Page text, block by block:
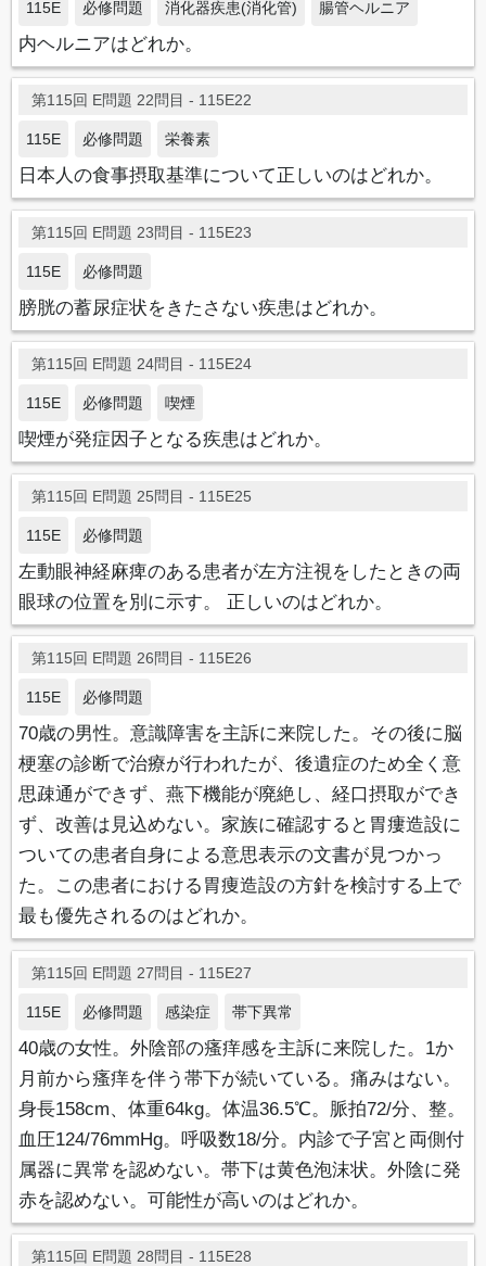
115E 必修問題 消化器疾患(消化管) 腸管ヘルニア
内ヘルニアはどれか。
第115回 E問題 22問目 - 115E22
115E 必修問題 栄養素
日本人の食事摂取基準について正しいのはどれか。
第115回 E問題 23問目 - 115E23
115E 必修問題
膀胱の蓄尿症状をきたさない疾患はどれか。
第115回 E問題 24問目 - 115E24
115E 必修問題 喫煙
喫煙が発症因子となる疾患はどれか。
第115回 E問題 25問目 - 115E25
115E 必修問題
左動眼神経麻痺のある患者が左方注視をしたときの両
眼球の位置を別に示す。 正しいのはどれか。
第115回 E問題 26問目 - 115E26
115E 必修問題
70歳の男性。意識障害を主訴に来院した。その後に脳
梗塞の診断で治療が行われたが、後遺症のため全く意
思疎通ができず、燕下機能が廃絶し、経口摂取ができ
ず、改善は見込めない。家族に確認すると胃瘻造設に
ついての患者自身による意思表示の文書が見つかっ
た。この患者における胃痩造設の方針を検討する上で
最も優先されるのはどれか。
第115回 E問題 27問目 - 115E27
115E 必修問題 感染症 帯下異常
40歳の女性。外陰部の瘙痒感を主訴に来院した。1か
月前から瘙痒を伴う帯下が続いている。痛みはない。
身長158cm、体重64kg。体温36.5℃。脈拍72/分、整。
血圧124/76mmHg。呼吸数18/分。内診で子宮と両側付
属器に異常を認めない。帯下は黄色泡沫状。外陰に発
赤を認めない。可能性が高いのはどれか。
第115回 E問題 28問目 - 115E28